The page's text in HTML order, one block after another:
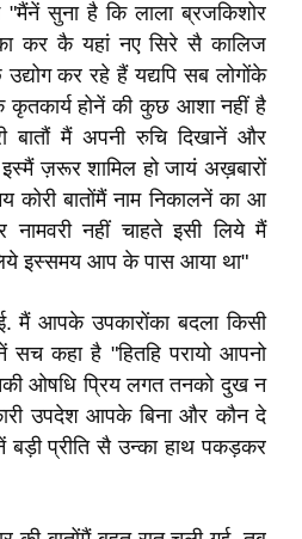
सुना है कि लाला ब्रजकिशोर
कर कै यहां नए सिरे सै कालिज
कर रहे हैं यद्यपि सब लोगोंके
कृतकार्य होनें की कुछ आशा नहीं है
बातौं मैं अपनी रुचि दिखानें और
ज़रूर शामिल हो जायं अख़बारों
कोरी बातोंमैं नाम निकालनें का आ
नामवरी नहीं चाहते इसी लिये मैं
इस्‍समय आप के पास आया था"
मैं आपके उपकारोंका बदला किसी
सच कहा है "हितहि परायो आपनो
ओषधि प्रिय लगत तनको दुख न
उपदेश आपके बिना और कौन दे
बड़ी प्रीति सै उन्‍का हाथ पकड़कर